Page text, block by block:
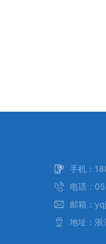
手机：
电话：
邮箱：
地址：浙